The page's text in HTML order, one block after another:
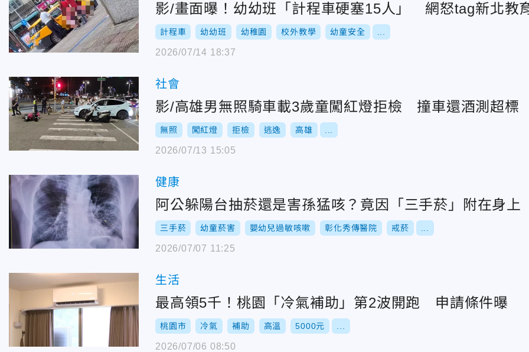
影/畫面曝！幼幼班「計程車硬塞15人」 網怒tag新北教
計程車 幼幼班 幼稚園 校外教學 幼童安全
2026/07/14 18:37
社會
影/高雄男無照騎車載3歲童闖紅燈拒檢 撞車還酒測超標
無照 闖紅燈 拒檢 逃逸 高雄
2026/07/13 15:05
健康
阿公躲陽台抽菸還是害孫猛咳？竟因「三手菸」附在身上
三手菸 幼童菸害 嬰幼兒過敏咳嗽 彰化秀傳醫院 戒菸
2026/07/07 11:25
生活
最高領5千！桃園「冷氣補助」第2波開跑 申請條件曝
桃園市 冷氣 補助 高溫 5000元
2026/07/06 08:50